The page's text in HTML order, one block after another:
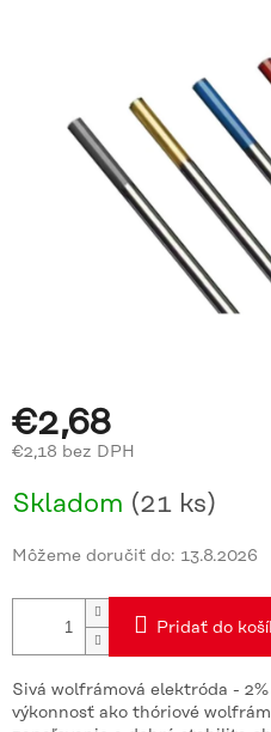
€2,68
€2,18 bez DPH
cena:
Skladom (21 ks)
Môžeme doručiť do: 13.8.2026
Pridať do
Sivá wolfrámová elektróda -
výkonnosť ako thóriové